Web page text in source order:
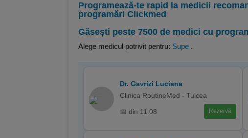
Programează-te rapid la medicii
programări Clickmed
Găsești peste 7500 de medici cu
Alege medicul potrivit pentru: Supe .
Dr. Gavrizi Luciana
Clinica RoutineMed - Tulcea
📅 din 11.08 Rezervă